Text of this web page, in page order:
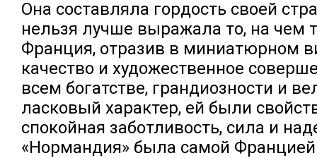
Она составляла гордость своей
нельзя лучше выражала то, на чем
Франция, отразив в миниатюрном
качество и художественное
всем богатстве, грандиозности и
ласковый характер, ей были
спокойная заботливость, сила и
«Нормандия» была самой